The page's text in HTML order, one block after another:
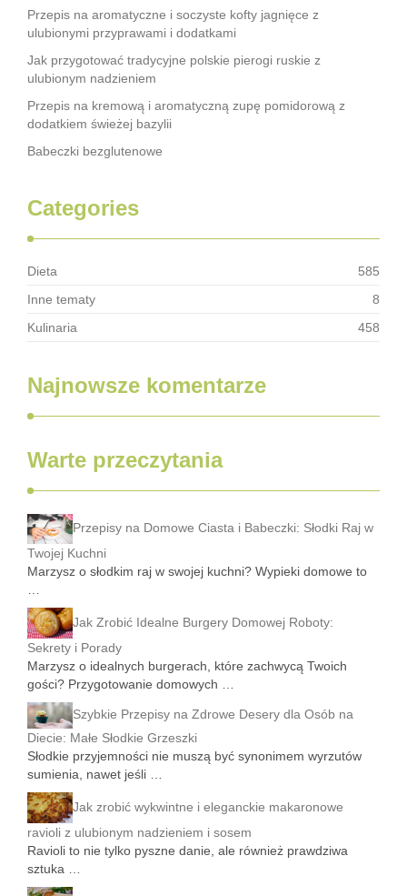
Przepis na aromatyczne i soczyste kofty jagnięce z
ulubionymi przyprawami i dodatkami
Jak przygotować tradycyjne polskie pierogi ruskie z
ulubionym nadzieniem
Przepis na kremową i aromatyczną zupę pomidorową z
dodatkiem świeżej bazylii
Babeczki bezglutenowe
Categories
Dieta
585
Inne tematy
8
Kulinaria
458
Najnowsze komentarze
Warte przeczytania
Przepisy na Domowe Ciasta i Babeczki: Słodki Raj w
Twojej Kuchni
Marzysz o słodkim raj w swojej kuchni? Wypieki domowe to
…
Jak Zrobić Idealne Burgery Domowej Roboty:
Sekrety i Porady
Marzysz o idealnych burgerach, które zachwycą Twoich
gości? Przygotowanie domowych …
Szybkie Przepisy na Zdrowe Desery dla Osób na
Diecie: Małe Słodkie Grzeszki
Słodkie przyjemności nie muszą być synonimem wyrzutów
sumienia, nawet jeśli …
Jak zrobić wykwintne i eleganckie makaronowe
ravioli z ulubionym nadzieniem i sosem
Ravioli to nie tylko pyszne danie, ale również prawdziwa
sztuka …